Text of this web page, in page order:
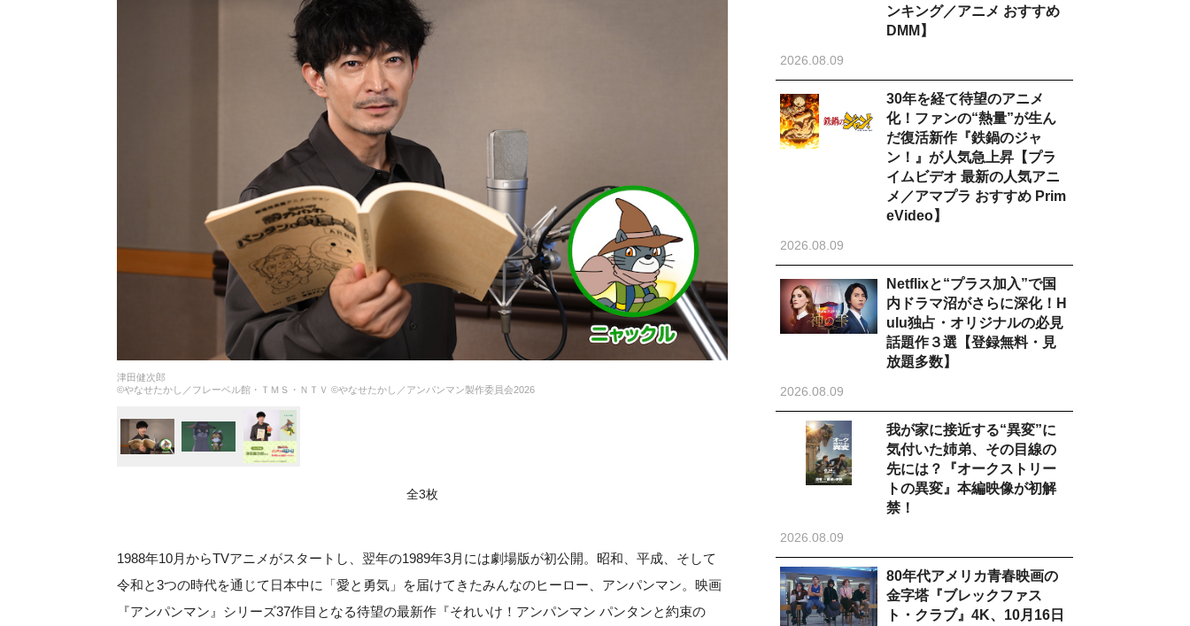
津田健次郎
©やなせたかし／フレーベル館・ＴＭＳ・ＮＴＶ ©やなせたかし／アンパンマン製作委員会2026
全3枚
1988年10月からTVアニメがスタートし、翌年の1989年3月には劇場版が初公開。昭和、平成、そして
令和と3つの時代を通じて日本中に「愛と勇気」を届けてきたみんなのヒーロー、アンパンマン。映画
『アンパンマン』シリーズ37作目となる待望の最新作『それいけ！アンパンマン パンタンと約束の
ンキング／アニメ おすすめ
DMM】
2026.08.09
30年を経て待望のアニメ
化！ファンの“熱量”が生ん
だ復活新作『鉄鍋のジャ
ン！』が人気急上昇【プラ
イムビデオ 最新の人気アニ
メ／アマプラ おすすめ Prim
eVideo】
2026.08.09
Netflixと“プラス加入”で国
内ドラマ沼がさらに深化！H
ulu独占・オリジナルの必見
話題作３選【登録無料・見
放題多数】
2026.08.09
我が家に接近する“異変”に
気付いた姉弟、その目線の
先には？『オークストリー
トの異変』本編映像が初解
禁！
2026.08.09
80年代アメリカ青春映画の
金字塔『ブレックファス
ト・クラブ』4K、10月16日